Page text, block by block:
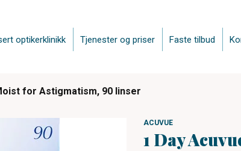
optikerklinikk Tjenester og priser Faste tilbud
for Astigmatism, 90 linser
ACUVUE
1 Day